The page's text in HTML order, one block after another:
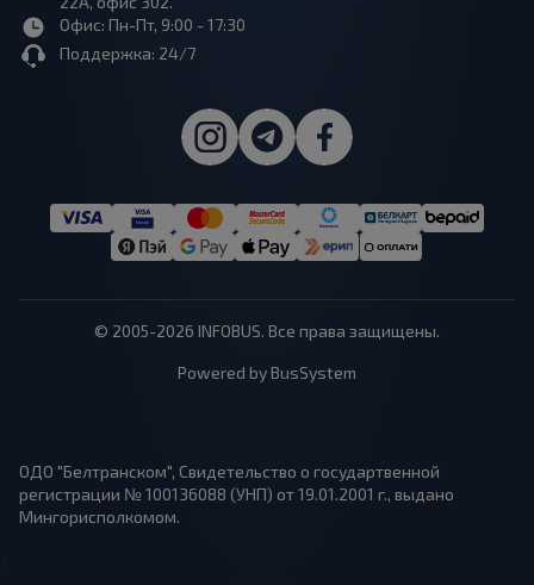
Офис: Пн-Пт, 9:00 - 17:30
Поддержка: 24/7
© 2005-2026 INFOBUS. Все права защищены.
Powered by BusSystem
ОДО "Белтранском", Свидетельство о государтвенной
регистрации № 100136088 (УНП) от 19.01.2001 г., выдано
Мингорисполкомом.